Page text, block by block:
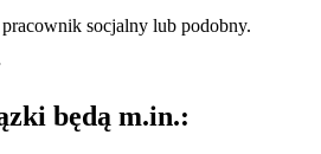
pracownik socjalny lub podobny.
będą m.in.: